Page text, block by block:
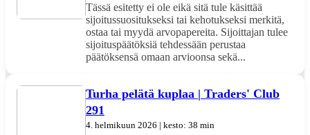
Tässä esitetty ei ole eikä sitä tule käsittää
sijoitussuositukseksi tai kehotukseksi merkitä,
ostaa tai myydä arvopapereita. Sijoittajan tulee
sijoituspäätöksiä tehdessään perustaa
päätöksensä omaan arvioonsa sekä...
Turha pelätä kuplaa | Traders' Club
291
4. helmikuun 2026 | kesto: 38 min